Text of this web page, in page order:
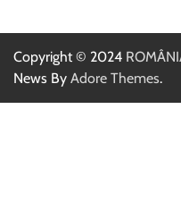
Copyright © 2024
News By Adore Themes.